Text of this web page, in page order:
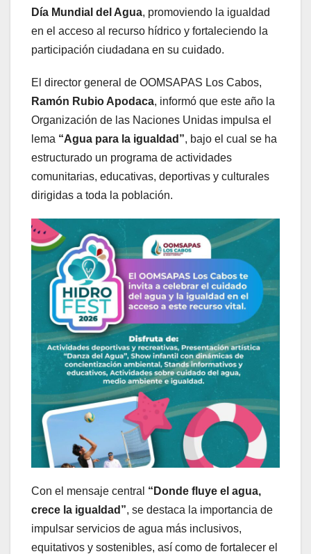
Día Mundial del Agua, promoviendo la igualdad
en el acceso al recurso hídrico y fortaleciendo la
participación ciudadana en su cuidado.
El director general de OOMSAPAS Los Cabos,
Ramón Rubio Apodaca, informó que este año la
Organización de las Naciones Unidas impulsa el
lema “Agua para la igualdad”, bajo el cual se ha
estructurado un programa de actividades
comunitarias, educativas, deportivas y culturales
dirigidas a toda la población.
Con el mensaje central “Donde fluye el agua,
crece la igualdad”, se destaca la importancia de
impulsar servicios de agua más inclusivos,
equitativos y sostenibles, así como de fortalecer el